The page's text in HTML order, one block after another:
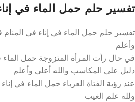
تفسير حلم حمل الماء في
تفسير حلم حمل الماء في إناء في المنام
وأعلم
في حال رأت المرأة المتزوجة حمل الماء
دليل على المكاسب والله أعلى وأعلم
عند رؤية الفتاة العزباء حمل الماء في
ولله علم الغيب